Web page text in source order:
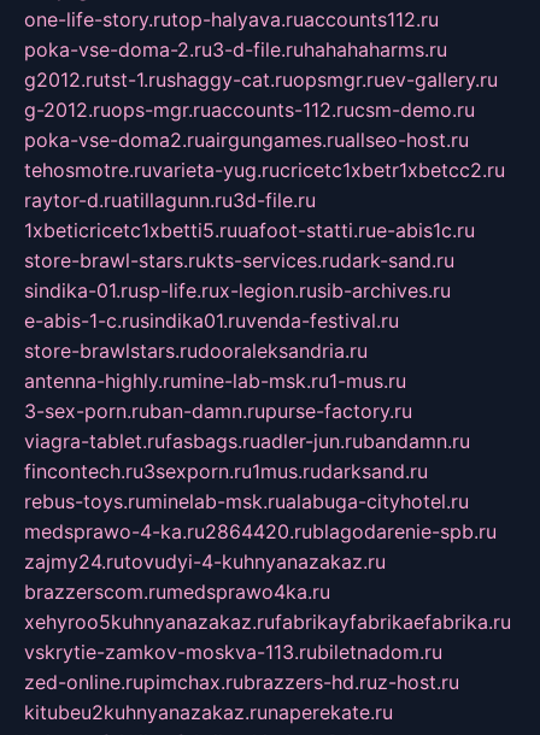
one-life-story.rutop-halyava.ruaccounts112.ru
poka-vse-doma-2.ru3-d-file.ruhahahaharms.ru
g2012.rutst-1.rushaggy-cat.ruopsmgr.ruev-gallery.ru
g-2012.ruops-mgr.ruaccounts-112.rucsm-demo.ru
poka-vse-doma2.ruairgungames.ruallseo-host.ru
tehosmotre.ruvarieta-yug.rucricetc1xbetr1xbetcc2.ru
raytor-d.ruatillagunn.ru3d-file.ru
1xbeticricetc1xbetti5.ruuafoot-statti.rue-abis1c.ru
store-brawl-stars.rukts-services.rudark-sand.ru
sindika-01.rusp-life.rux-legion.rusib-archives.ru
e-abis-1-c.rusindika01.ruvenda-festival.ru
store-brawlstars.rudooraleksandria.ru
antenna-highly.rumine-lab-msk.ru1-mus.ru
3-sex-porn.ruban-damn.rupurse-factory.ru
viagra-tablet.rufasbags.ruadler-jun.rubandamn.ru
fincontech.ru3sexporn.ru1mus.rudarksand.ru
rebus-toys.ruminelab-msk.rualabuga-cityhotel.ru
medsprawo-4-ka.ru2864420.rublagodarenie-spb.ru
zajmy24.rutovudyi-4-kuhnyanazakaz.ru
brazzerscom.rumedsprawo4ka.ru
xehyroo5kuhnyanazakaz.rufabrikayfabrikaefabrika.ru
vskrytie-zamkov-moskva-113.rubiletnadom.ru
zed-online.rupimchax.rubrazzers-hd.ruz-host.ru
kitubeu2kuhnyanazakaz.runaperekate.ru